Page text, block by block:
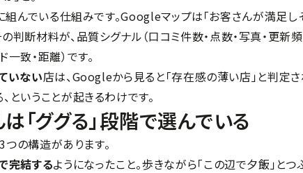
んでいる仕組みです。Googleマップは「お客さんが満足し
判断材料が、品質シグナル（口コミ件数・点数・写真・更新頻
致・距離）です。
いない店は、Googleから見ると「存在感の薄い店」と判定
ということが起きるわけです。
ググる」段階で選んでいる
の構造があります。
完結するようになったこと。歩きながら「この辺で夕飯」とつ